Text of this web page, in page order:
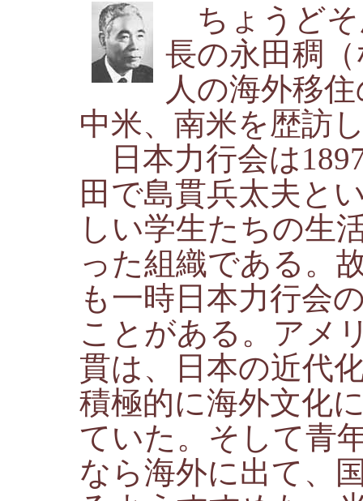
ちょうどそ
長の永田稠
人の海外移
中米、南米を歴訪
日本力行会は
田で島貫兵太夫と
しい学生たちの生
った組織である。
も一時日本力行会
ことがある。アメ
貫は、日本の近代
積極的に海外文化
ていた。そして青
なら海外に出て、